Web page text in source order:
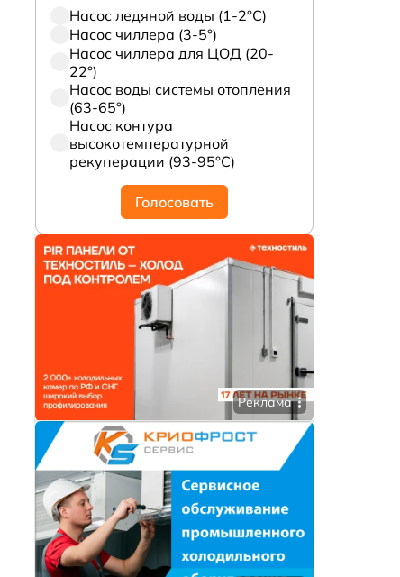
Насос ледяной воды (1-2°С)
Насос чиллера (3-5°)
Насос чиллера для ЦОД (20-
22°)
Насос воды системы отопления
(63-65°)
Насос контура
высокотемпературной
рекуперации (93-95°С)
Голосовать
Реклама